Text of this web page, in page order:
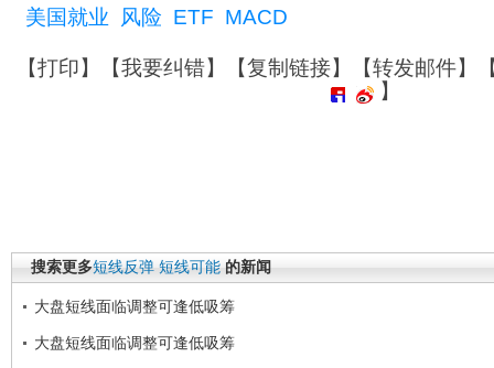
美国就业
风险 ETF MACD
【打印】【我要纠错】【复制链接】【转发邮件】
】
搜索更多短线反弹 短线可能 的新闻
大盘短线面临调整可逢低吸筹
大盘短线面临调整可逢低吸筹